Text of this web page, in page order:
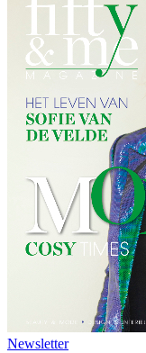
Newsletter